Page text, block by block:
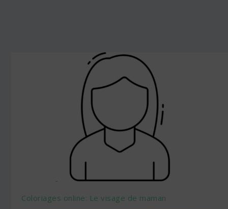
Coloriages online: Le visage de maman